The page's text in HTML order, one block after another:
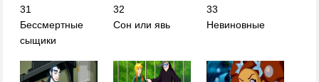
31
Бессмертные
сыщики
32
Сон или явь
33
Невиновные